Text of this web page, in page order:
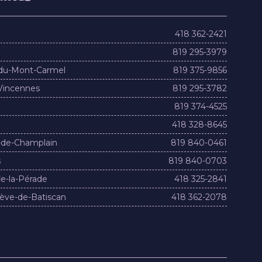
418 362-2421
819 295-3979
Mont-Carmel
819 375-9856
819 295-3782
819 374-4525
418 328-8645
Champlain
819 840-0461
819 840-0703
la-Pérade
418 325-2841
de-Batiscan
418 362-2078